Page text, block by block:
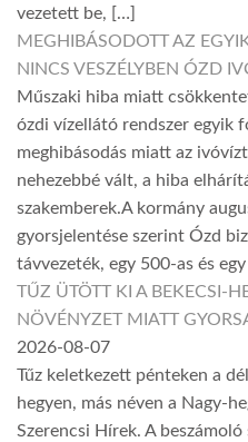
vezetett be, […]
MEGHIBÁSODOTT AZ
NINCS VESZÉLYBEN ÓZD
Műszaki hiba miatt
ózdi vízellátó rendszer egyik
meghibásodás miatt az
nehezebbé vált, a hiba
szakemberek.A kormány
gyorsjelentése szerint Ózd
távvezeték, egy 500-as és
TŰZ ÜTÖTT KI A BEKECSI-
NÖVÉNYZET MIATT
2026-08-07
Tűz keletkezett pénteken a
hegyen, más néven a Nagy-
Szerencsi Hírek. A